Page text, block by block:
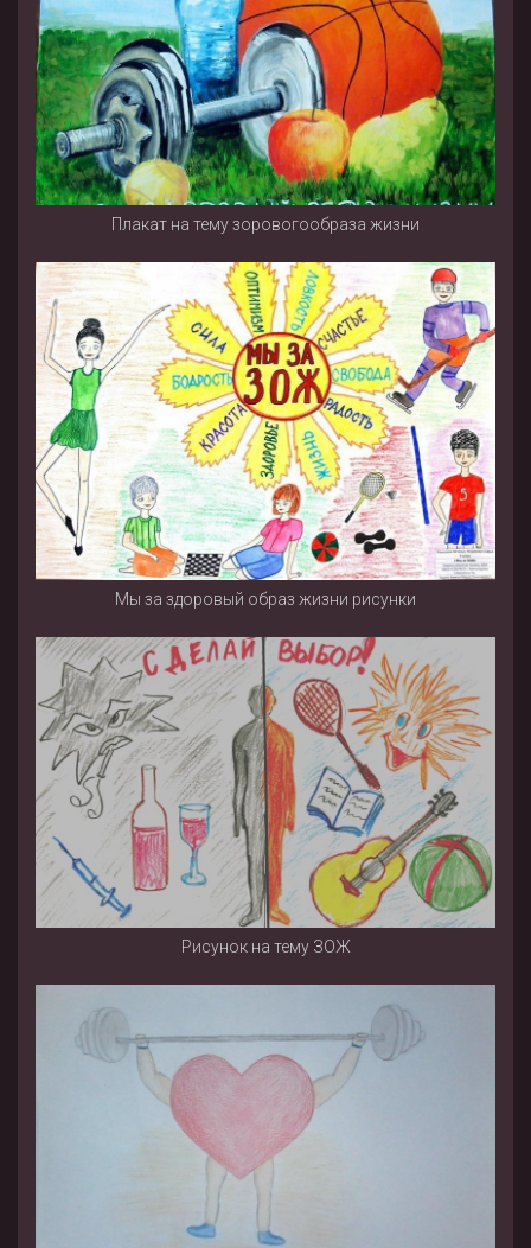
Плакат на тему зоровогообраза жизни
Мы за здоровый образ жизни рисунки
Рисунок на тему ЗОЖ